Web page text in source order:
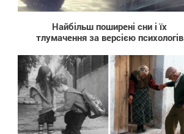
Найбільш поширені сни і їх
тлумачення за версією психологів